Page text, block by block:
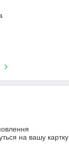
на вашу картку